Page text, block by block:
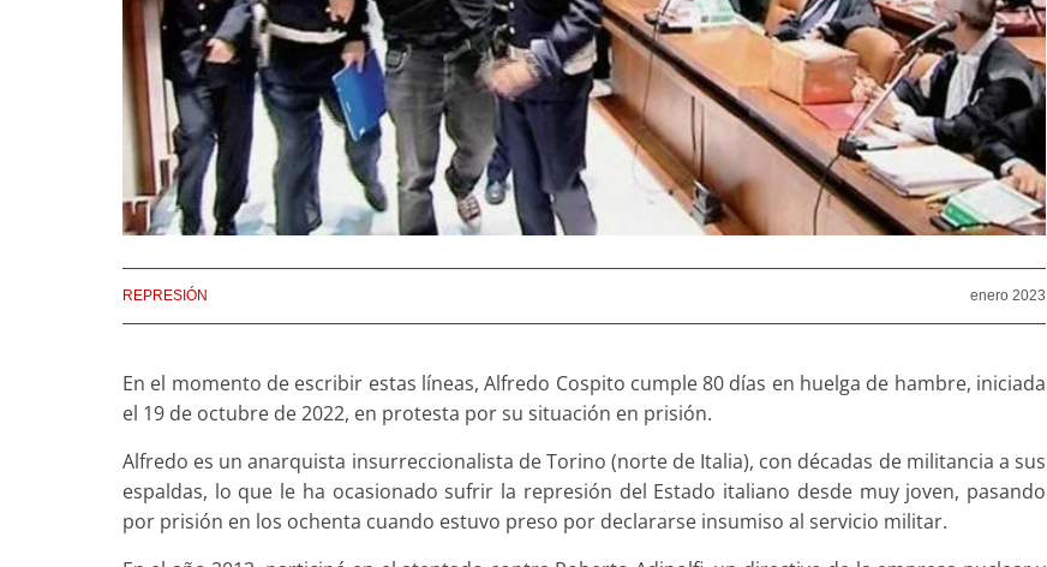
enero 2023
REPRESIÓN
En el momento de escribir estas líneas, Alfredo Cospito cumple 80 días en huelga de hambre, iniciada
el 19 de octubre de 2022, en protesta por su situación en prisión.
Alfredo es un anarquista insurreccionalista de Torino (norte de Italia), con décadas de militancia a sus
espaldas, lo que le ha ocasionado sufrir la represión del Estado italiano desde muy joven, pasando
por prisión en los ochenta cuando estuvo preso por declararse insumiso al servicio militar.